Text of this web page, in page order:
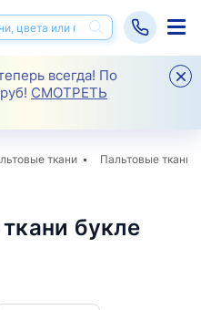
всегда! По
СМОТРЕТЬ
ткани Пальтовые ткани
букле